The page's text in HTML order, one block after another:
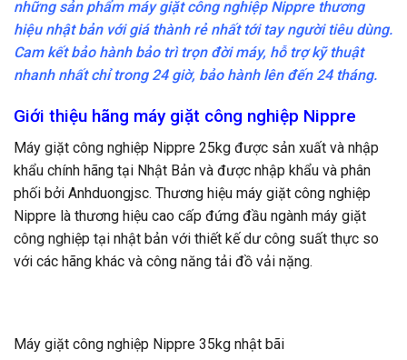
những sản phẩm máy giặt công nghiệp Nippre thương
hiệu nhật bản với giá thành rẻ nhất tới tay người tiêu dùng.
Cam kết bảo hành bảo trì trọn đời máy, hỗ trợ kỹ thuật
nhanh nhất chỉ trong 24 giờ, bảo hành lên đến 24 tháng.
Giới thiệu hãng máy giặt công nghiệp Nippre
Máy giặt công nghiệp Nippre 25kg được sản xuất và nhập
khẩu chính hãng tại Nhật Bản và được nhập khẩu và phân
phối bởi Anhduongjsc. Thương hiệu máy giặt công nghiệp
Nippre là thương hiệu cao cấp đứng đầu ngành máy giặt
công nghiệp tại nhật bản với thiết kế dư công suất thực so
với các hãng khác và công năng tải đồ vải nặng.
Máy giặt công nghiệp Nippre 35kg nhật bãi